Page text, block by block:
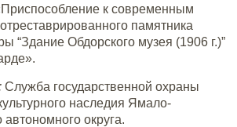
к современным
памятника
“Здание Обдорского музея (1906 г.)”
Служба государственной охраны
наследия Ямало-
автономного округа.